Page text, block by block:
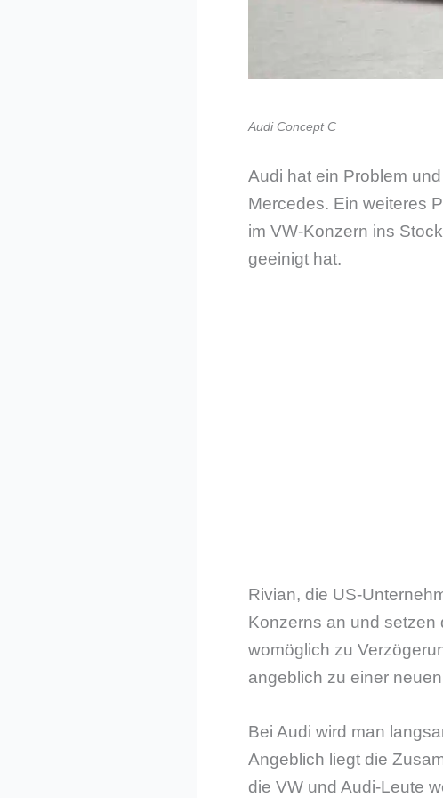
Audi Concept C
Audi hat ein Problem
Mercedes. Ein weiteres
im VW-Konzern ins
geeinigt hat.
Rivian, die US-
Konzerns an und setzen
womöglich zu
angeblich zu einer neuen
Bei Audi wird man
Angeblich liegt die
die VW und Audi-Leute